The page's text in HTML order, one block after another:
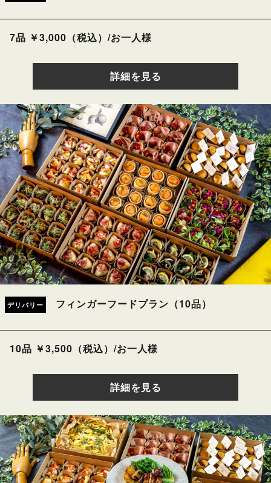
7品 ￥3,000（税込）/お一人様
詳細を見る
デリバリー フィンガーフードプラン（10品）
10品 ￥3,500（税込）/お一人様
詳細を見る